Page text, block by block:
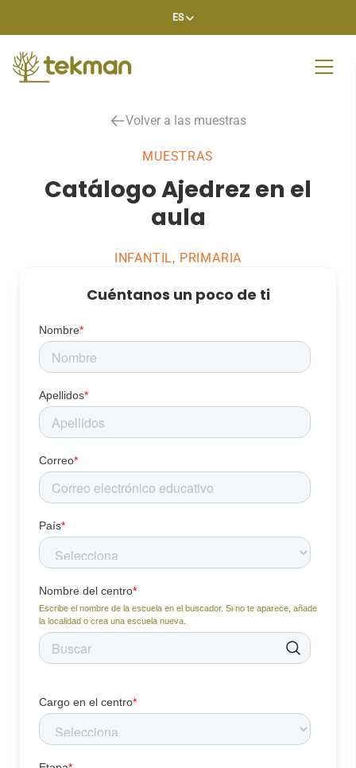
ES
Volver a las muestras
MUESTRAS
Catálogo Ajedrez en el
aula
INFANTIL, PRIMARIA
Cuéntanos un poco de ti
Nombre*
Apellidos*
Correo*
País*
Nombre del centro*
Escribe el nombre de la escuela en el buscador. Si no te aparece, añade
la localidad o crea una escuela nueva.
Cargo en el centro*